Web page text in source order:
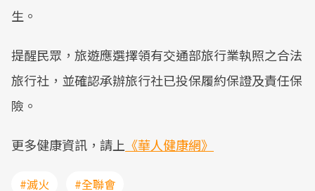
生。
提醒民眾，旅遊應選擇領有交通部旅行業執照之合法
旅行社，並確認承辦旅行社已投保履約保證及責任保
險。
更多健康資訊，請上 《華人健康網》
#滅火 #全聯會